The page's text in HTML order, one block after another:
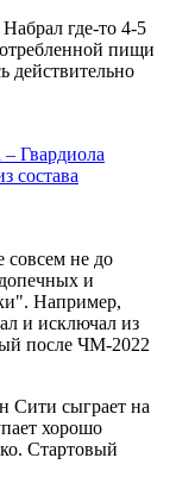
где-то 4-5
пищи
действительно
Гвардиола
состава
не до
и
Например,
и исключал из
после ЧМ-2022
Сити сыграет на
хорошо
Стартовый